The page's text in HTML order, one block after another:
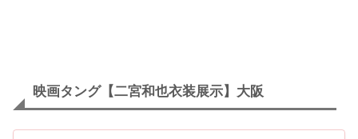
映画タング【二宮和也衣装展示】大阪